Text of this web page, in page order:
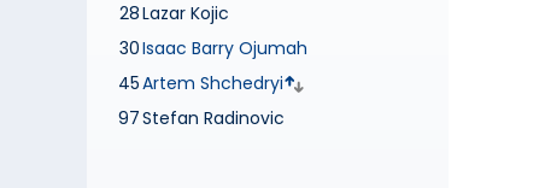
28Lazar Kojic
30Isaac Barry Ojumah
45Artem Shchedryi
97Stefan Radinovic